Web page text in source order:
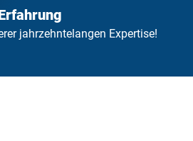
jahrzehntelangen Expertise!